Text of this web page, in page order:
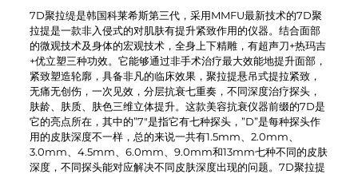
7D聚拉缇是韩国科莱希斯第三代，采用MMFU最新技术的7D聚
拉提是一款非入侵式的对肌肤有提升紧致作用的仪器。结合面部
的微观技术及身体的宏观技术，全身上下精雕，有超声刀+热玛吉
+优立塑三种功效。它能够通过非手术治疗最大效能地提升面部，
紧致塑造轮廓，具备非凡的临床效果，聚拉提悬吊式提拉紧致，
无痛无创伤，一次见效，分层抗衰七重奏，不同深度治疗探头，
肤龄、肤质、肤色三维立体提升。这款美容抗衰仪器前缀的7D是
它的亮点所在，其中的”7″是指它有七种探头，”D”是每种探头作
用的皮肤深度不一样，总的来说一共有1.5mm、2.0mm、
3.0mm、4.5mm、6.0mm、9.0mm和13mm七种不同的皮肤
深度，不同探头能对应解决不同皮肤深度出现的问题。7D聚拉提